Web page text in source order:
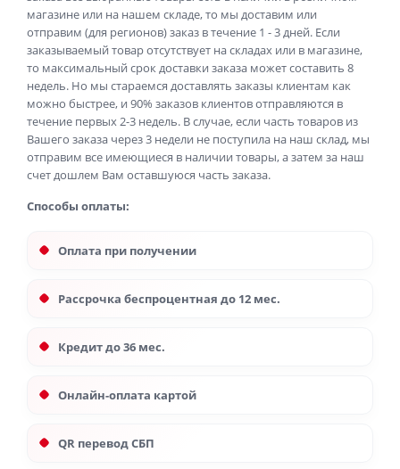
магазине или на нашем складе, то мы доставим или
отправим (для регионов) заказ в течение 1 - 3 дней. Если
заказываемый товар отсутствует на складах или в магазине,
то максимальный срок доставки заказа может составить 8
недель. Но мы стараемся доставлять заказы клиентам как
можно быстрее, и 90% заказов клиентов отправляются в
течение первых 2-3 недель. В случае, если часть товаров из
Вашего заказа через 3 недели не поступила на наш склад, мы
отправим все имеющиеся в наличии товары, а затем за наш
счет дошлем Вам оставшуюся часть заказа.
Способы оплаты:
Оплата при получении
Рассрочка беспроцентная до 12 мес.
Кредит до 36 мес.
Онлайн-оплата картой
QR перевод СБП